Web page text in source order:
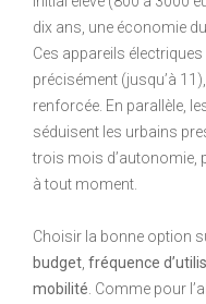
dix ans, une économie
Ces appareils
précisément (jusqu’à
renforcée. En parallèle,
séduisent les urbains
trois mois d’autonomie,
à tout moment.
Choisir la bonne option
budget fréquence
mobilité . Comme pour